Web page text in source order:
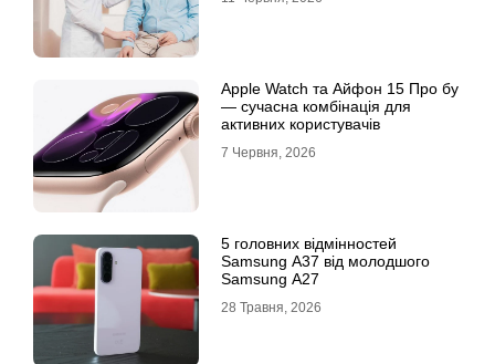
Apple Watch та Айфон 15 Про бу
— сучасна комбінація для
активних користувачів
7 Червня, 2026
5 головних відмінностей
Samsung A37 від молодшого
Samsung A27
28 Травня, 2026